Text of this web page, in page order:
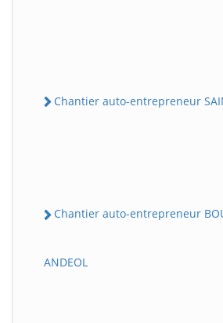
Chantier auto-entrepreneur
Chantier auto-entrepreneur
ANDEOL